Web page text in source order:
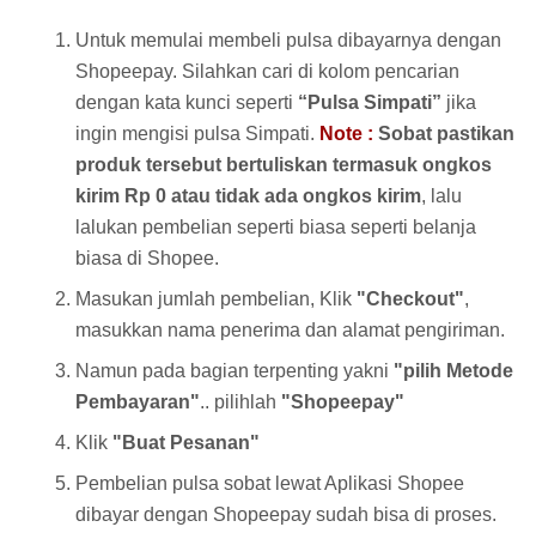
Untuk memulai membeli pulsa dibayarnya dengan
Shopeepay. Silahkan cari di kolom pencarian
dengan kata kunci seperti “Pulsa Simpati” jika
ingin mengisi pulsa Simpati. Note : Sobat pastikan
produk tersebut bertuliskan termasuk ongkos
kirim Rp 0 atau tidak ada ongkos kirim, lalu
lalukan pembelian seperti biasa seperti belanja
biasa di Shopee.
Masukan jumlah pembelian, Klik "Checkout",
masukkan nama penerima dan alamat pengiriman.
Namun pada bagian terpenting yakni "pilih Metode
Pembayaran".. pilihlah "Shopeepay"
Klik "Buat Pesanan"
Pembelian pulsa sobat lewat Aplikasi Shopee
dibayar dengan Shopeepay sudah bisa di proses.